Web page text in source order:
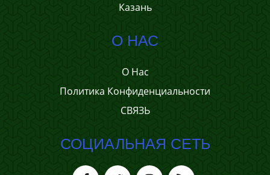
Казань
О НАС
О Нас
Политика Конфиденциальности
СВЯЗЬ
СОЦИАЛЬНАЯ СЕТЬ